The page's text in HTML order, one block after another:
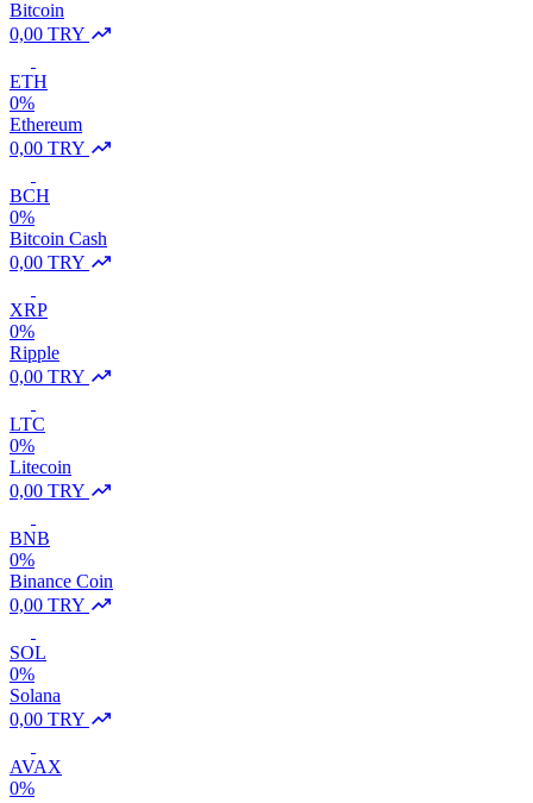
Bitcoin
0,00 TRY
ETH
0%
Ethereum
0,00 TRY
BCH
0%
Bitcoin Cash
0,00 TRY
XRP
0%
Ripple
0,00 TRY
LTC
0%
Litecoin
0,00 TRY
BNB
0%
Binance Coin
0,00 TRY
SOL
0%
Solana
0,00 TRY
AVAX
0%